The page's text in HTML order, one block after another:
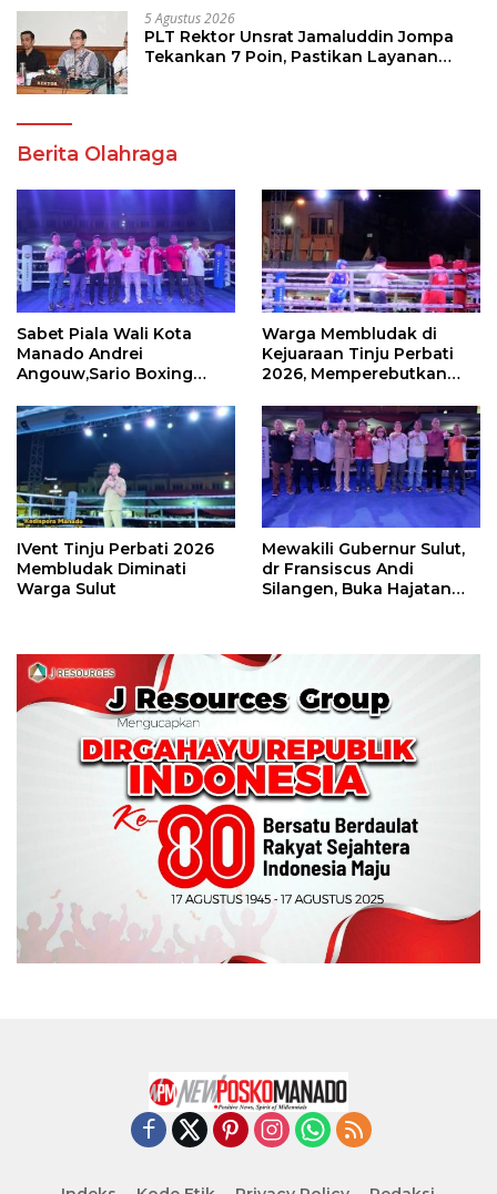
5 Agustus 2026
PLT Rektor Unsrat Jamaluddin Jompa
Tekankan 7 Poin, Pastikan Layanan
Berita Olahraga
Sabet Piala Wali Kota
Manado Andrei
Angouw,Sario Boxing
Perbati 2026
Warga Membludak di
Kejuaraan Tinju Perbati
2026, Memperebutkan
IVent Tinju Perbati 2026
Membludak Diminati
Warga Sulut
Mewakili Gubernur Sulut,
dr Fransiscus Andi
Silangen, Buka Hajatan